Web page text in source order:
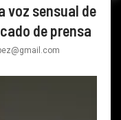
voz sensual de
de prensa